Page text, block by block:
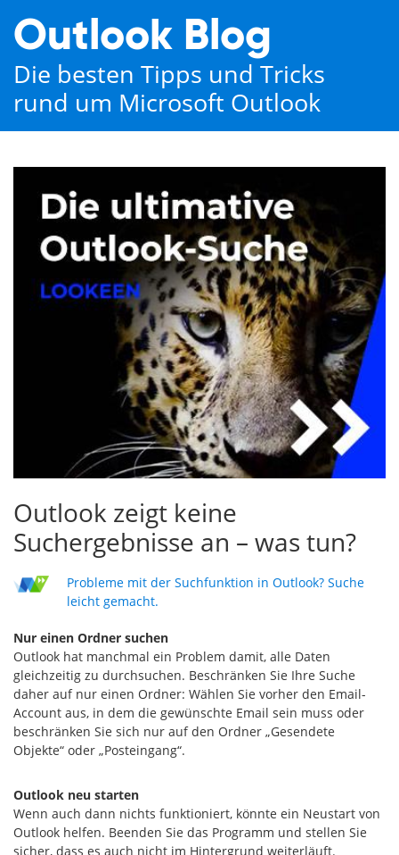
Outlook Blog
Die besten Tipps und Tricks
rund um Microsoft Outlook
Outlook zeigt keine
Suchergebnisse an – was tun?
Probleme mit der Suchfunktion in Outlook? Suche
leicht gemacht.
Nur einen Ordner suchen
Outlook hat manchmal ein Problem damit, alle Daten
gleichzeitig zu durchsuchen. Beschränken Sie Ihre Suche
daher auf nur einen Ordner: Wählen Sie vorher den Email-
Account aus, in dem die gewünschte Email sein muss oder
beschränken Sie sich nur auf den Ordner „Gesendete
Objekte“ oder „Posteingang“.
Outlook neu starten
Wenn auch dann nichts funktioniert, könnte ein Neustart von
Outlook helfen. Beenden Sie das Programm und stellen Sie
sicher, dass es auch nicht im Hintergrund weiterläuft.